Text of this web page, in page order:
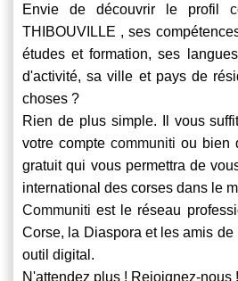
Envie de découvrir le profil
THIBOUVILLE , ses
études et formation, ses
d'activité, sa ville et pays de
choses ?
Rien de plus simple. Il vous
votre compte communiti ou bien
gratuit qui vous permettra de
international des corses dans le
Communiti est le réseau
Corse, la Diaspora et les amis
outil digital.
N'attendez plus ! Rejoignez-nous !